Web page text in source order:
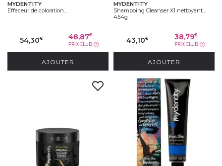
MYDENTITY
Effaceur de coloration...
54,30€ 48,87€
PRIX CLUB ?
AJOUTER
MYDENTITY
Shampoing Cleanser X1 nettoyant...
454g
43,10€ 38,79€
PRIX CLUB ?
AJOUTER